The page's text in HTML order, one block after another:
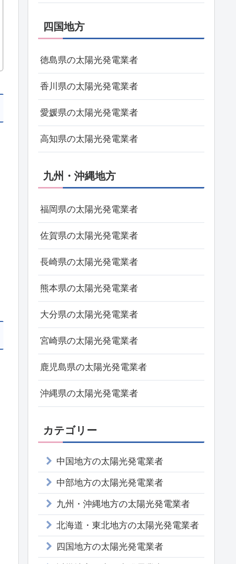
四国地方
徳島県の太陽光発電業者
香川県の太陽光発電業者
愛媛県の太陽光発電業者
高知県の太陽光発電業者
九州・沖縄地方
福岡県の太陽光発電業者
佐賀県の太陽光発電業者
長崎県の太陽光発電業者
熊本県の太陽光発電業者
大分県の太陽光発電業者
宮崎県の太陽光発電業者
鹿児島県の太陽光発電業者
沖縄県の太陽光発電業者
カテゴリー
中国地方の太陽光発電業者
中部地方の太陽光発電業者
九州・沖縄地方の太陽光発電業者
北海道・東北地方の太陽光発電業者
四国地方の太陽光発電業者